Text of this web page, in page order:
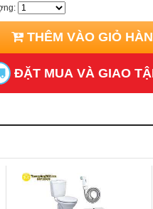
THÊM VÀO GIỎ
ĐẶT MUA VÀ GIAO